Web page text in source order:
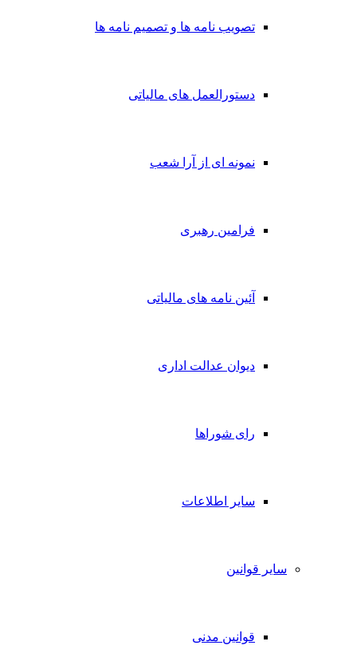
تصویب نامه ها و تصمیم نامه ها
دستورالعمل های مالیاتی
نمونه ای از آرا شعب
فرامین رهبری
آئین نامه های مالیاتی
دیوان عدالت اداری
رای شوراها
سایر اطلاعات
سایر قوانین
قوانین مدنی